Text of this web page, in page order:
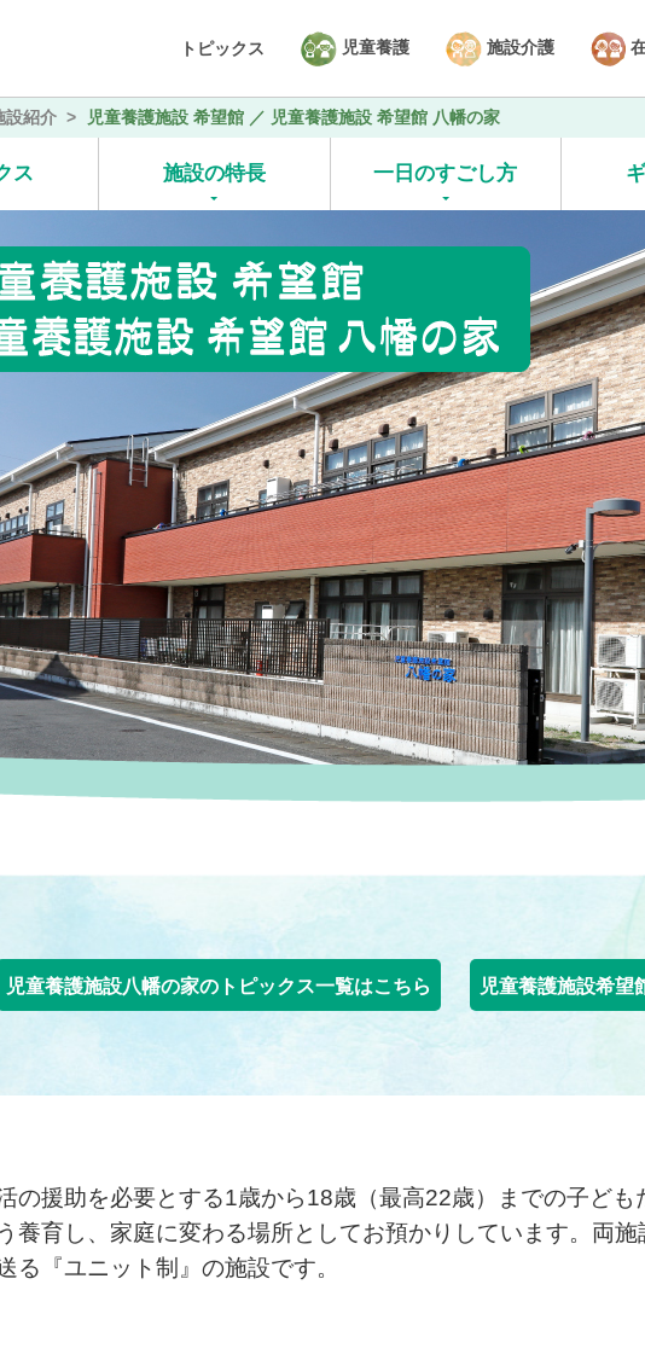
トピックス 児童養護 施設介護
設紹介 児童養護施設 希望館 ／ 児童養護施設 希望館 八幡の家
ス 施設の特長 一日のすごし方
児童養護施設八幡の家のトピックス一覧はこちら 児童養護施設希望
の援助を必要とする1歳から18歳（最高22歳）までの子ど
養育し、家庭に変わる場所としてお預かりしています。両
る『ユニット制』の施設です。